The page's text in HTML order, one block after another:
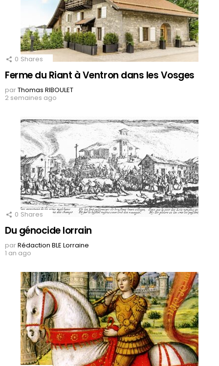
0 Shares
Ferme du Riant à Ventron dans les Vosges
parThomas RIBOULET
2 semaines ago
0 Shares
Du génocide lorrain
parRédaction BLE Lorraine
1 an ago